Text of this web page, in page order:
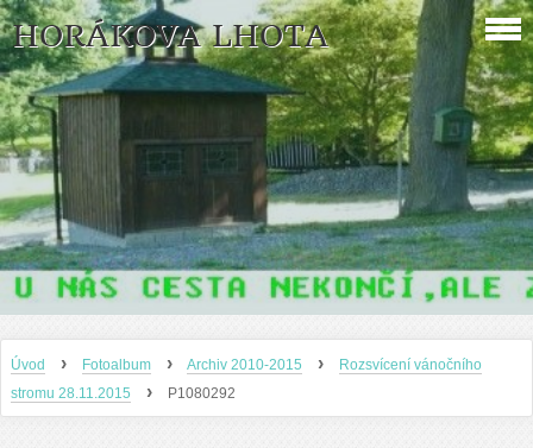
HORÁKOVA LHOTA
Úvod › Fotoalbum › Archiv 2010-2015 ›
Rozsvícení vánočního
stromu 28.11.2015
› P1080292